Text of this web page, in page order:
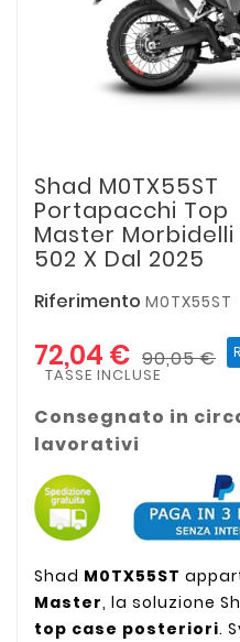
Shad M0TX55ST
Portapacchi Top
Master Morbidelli
502 X Dal 2025
Riferimento M0TX55ST
72,04 € 90,05 €
TASSE INCLUSE
Consegnato in
lavorativi
Shad M0TX55ST
Master, la soluzione
top case posteriori.